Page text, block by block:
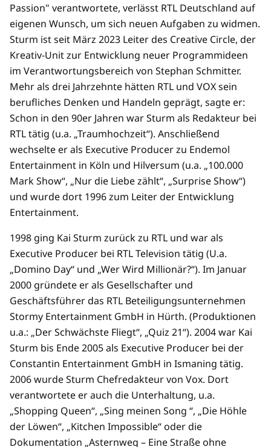
Passion" verantwortete, verlässt RTL Deutschland auf
eigenen Wunsch, um sich neuen Aufgaben zu widmen.
Sturm ist seit März 2023 Leiter des Creative Circle, der
Kreativ-Unit zur Entwicklung neuer Programmideen
im Verantwortungsbereich von Stephan Schmitter.
Mehr als drei Jahrzehnte hätten RTL und VOX sein
berufliches Denken und Handeln geprägt, sagte er:
Schon in den 90er Jahren war Sturm als Redakteur bei
RTL tätig (u.a. „Traumhochzeit“). Anschließend
wechselte er als Executive Producer zu Endemol
Entertainment in Köln und Hilversum (u.a. „100.000
Mark Show“, „Nur die Liebe zählt“, „Surprise Show“)
und wurde dort 1996 zum Leiter der Entwicklung
Entertainment.
1998 ging Kai Sturm zurück zu RTL und war als
Executive Producer bei RTL Television tätig (U.a.
„Domino Day“ und „Wer Wird Millionär?“). Im Januar
2000 gründete er als Gesellschafter und
Geschäftsführer das RTL Beteiligungsunternehmen
Stormy Entertainment GmbH in Hürth. (Produktionen
u.a.: „Der Schwächste Fliegt“, „Quiz 21“). 2004 war Kai
Sturm bis Ende 2005 als Executive Producer bei der
Constantin Entertainment GmbH in Ismaning tätig.
2006 wurde Sturm Chefredakteur von Vox. Dort
verantwortete er auch die Unterhaltung, u.a.
„Shopping Queen“, „Sing meinen Song “, „Die Höhle
der Löwen“, „Kitchen Impossible“ oder die
Dokumentation „Asternweg – Eine Straße ohne